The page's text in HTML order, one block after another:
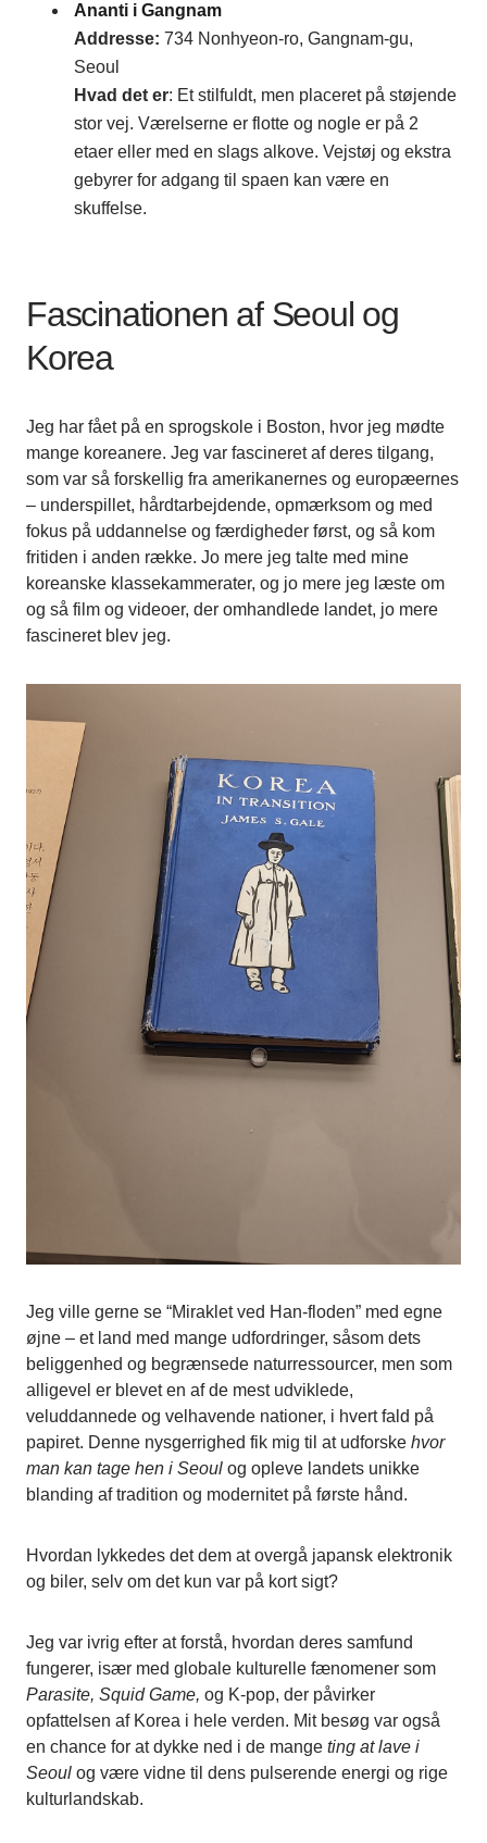
Ananti i Gangnam
Addresse: 734 Nonhyeon-ro, Gangnam-gu,
Seoul
Hvad det er: Et stilfuldt, men placeret på støjende
stor vej. Værelserne er flotte og nogle er på 2
etaer eller med en slags alkove. Vejstøj og ekstra
gebyrer for adgang til spaen kan være en
skuffelse.
Fascinationen af Seoul og
Korea
Jeg har fået på en sprogskole i Boston, hvor jeg mødte
mange koreanere. Jeg var fascineret af deres tilgang,
som var så forskellig fra amerikanernes og europæernes
– underspillet, hårdtarbejdende, opmærksom og med
fokus på uddannelse og færdigheder først, og så kom
fritiden i anden række. Jo mere jeg talte med mine
koreanske klassekammerater, og jo mere jeg læste om
og så film og videoer, der omhandlede landet, jo mere
fascineret blev jeg.
Jeg ville gerne se “Miraklet ved Han-floden” med egne
øjne – et land med mange udfordringer, såsom dets
beliggenhed og begrænsede naturressourcer, men som
alligevel er blevet en af de mest udviklede,
veluddannede og velhavende nationer, i hvert fald på
papiret. Denne nysgerrighed fik mig til at udforske hvor
man kan tage hen i Seoul og opleve landets unikke
blanding af tradition og modernitet på første hånd.
Hvordan lykkedes det dem at overgå japansk elektronik
og biler, selv om det kun var på kort sigt?
Jeg var ivrig efter at forstå, hvordan deres samfund
fungerer, især med globale kulturelle fænomener som
Parasite, Squid Game, og K-pop, der påvirker
opfattelsen af Korea i hele verden. Mit besøg var også
en chance for at dykke ned i de mange ting at lave i
Seoul og være vidne til dens pulserende energi og rige
kulturlandskab.